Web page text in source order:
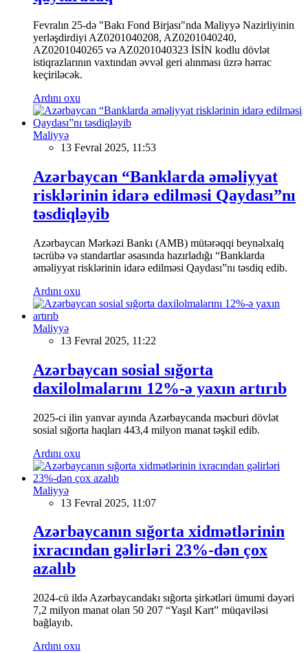
Fevralın 25-də "Bakı Fond Birjası"nda Maliyyə Nazirliyinin
yerləşdirdiyi AZ0201040208, AZ0201040240,
AZ0201040265 və AZ0201040323 İSİN kodlu dövlət
istiqrazlarının vaxtından əvvəl geri alınması üzrə hərrac
keçiriləcək.
Ardını oxu
Maliyyə
13 Fevral 2025, 11:53
Azərbaycan “Banklarda əməliyyat
risklərinin idarə edilməsi Qaydası”nı
təsdiqləyib
Azərbaycan Mərkəzi Bankı (AMB) mütərəqqi beynəlxalq
təcrübə və standartlar əsasında hazırladığı “Banklarda
əməliyyat risklərinin idarə edilməsi Qaydası”nı təsdiq edib.
Ardını oxu
Maliyyə
13 Fevral 2025, 11:22
Azərbaycan sosial sığorta
daxilolmalarını 12%-ə yaxın artırıb
2025-ci ilin yanvar ayında Azərbaycanda məcburi dövlət
sosial sığorta haqları 443,4 milyon manat təşkil edib.
Ardını oxu
Maliyyə
13 Fevral 2025, 11:07
Azərbaycanın sığorta xidmətlərinin
ixracından gəlirləri 23%-dən çox
azalıb
2024-cü ildə Azərbaycandakı sığorta şirkətləri ümumi dəyəri
7,2 milyon manat olan 50 207 “Yaşıl Kart” müqaviləsi
bağlayıb.
Ardını oxu